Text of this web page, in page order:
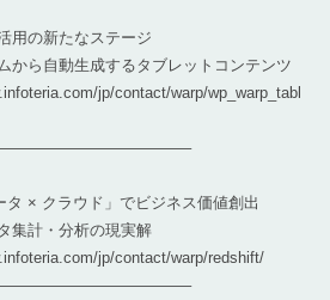
新たなステージ
自動生成するタブレットコンテンツ
jp/contact/warp/wp_warp_tabl
クラウド」でビジネス価値創出
・分析の現実解
jp/contact/warp/redshift/